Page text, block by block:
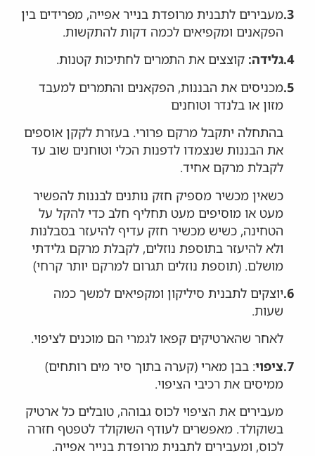
3. מעבירים לתבנית מרופדת בנייר אפייה, מפרידים בין
הפקאנים ומקפיאים לכמה דקות להתקשות.
4. גלידה: קוצצים את התמרים לחתיכות קטנות.
5. מכניסים את הבננות, הפקאנים והתמרים למעבד
מזון או בלנדר וטוחנים
בהתחלה יתקבל מרקם פרורי. בעזרת לקקן אוספים
את הבננות שנצמדו לדפנות הכלי וטוחנים שוב עד
לקבלת מרקם אחיד.
כשאין מכשיר מספיק חזק נותנים לבננות להפשיר
מעט או מוסיפים מעט תחליף חלב כדי להקל על
הטחינה, כשיש מכשיר חזק עדיף להיעזר בסבלנות
ולא להיעזר בתוספת נוזלים, לקבלת מרקם גלידתי
מושלם. (תוספת נוזלים תגרום למרקם יותר קרחי)
6. יוצקים לתבנית סיליקון ומקפיאים למשך כמה
שעות.
לאחר שהארטיקים קפאו לגמרי הם מוכנים לציפוי.
7. ציפוי: בבן מארי (קערה בתוך סיר מים רותחים)
ממיסים את רכיבי הציפוי.
מעבירים את הציפוי לכוס גבוהה, טובלים כל ארטיק
בשוקולד. מאפשרים לעודף השוקולד לטפטף חזרה
לכוס, ומעבירים לתבנית מרופדת בנייר אפייה.